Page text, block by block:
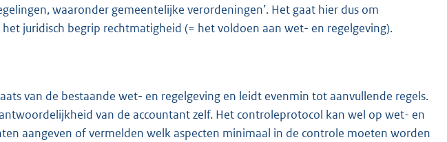
waaronder gemeentelijke verordeningen’. Het gaat hier dus om
juridisch begrip rechtmatigheid (= het voldoen aan wet- en regelgeving).
van de bestaande wet- en regelgeving en leidt evenmin tot aanvullende regels.
van de accountant zelf. Het controleprotocol kan wel op wet- en
aangeven of vermelden welk aspecten minimaal in de controle moeten worden